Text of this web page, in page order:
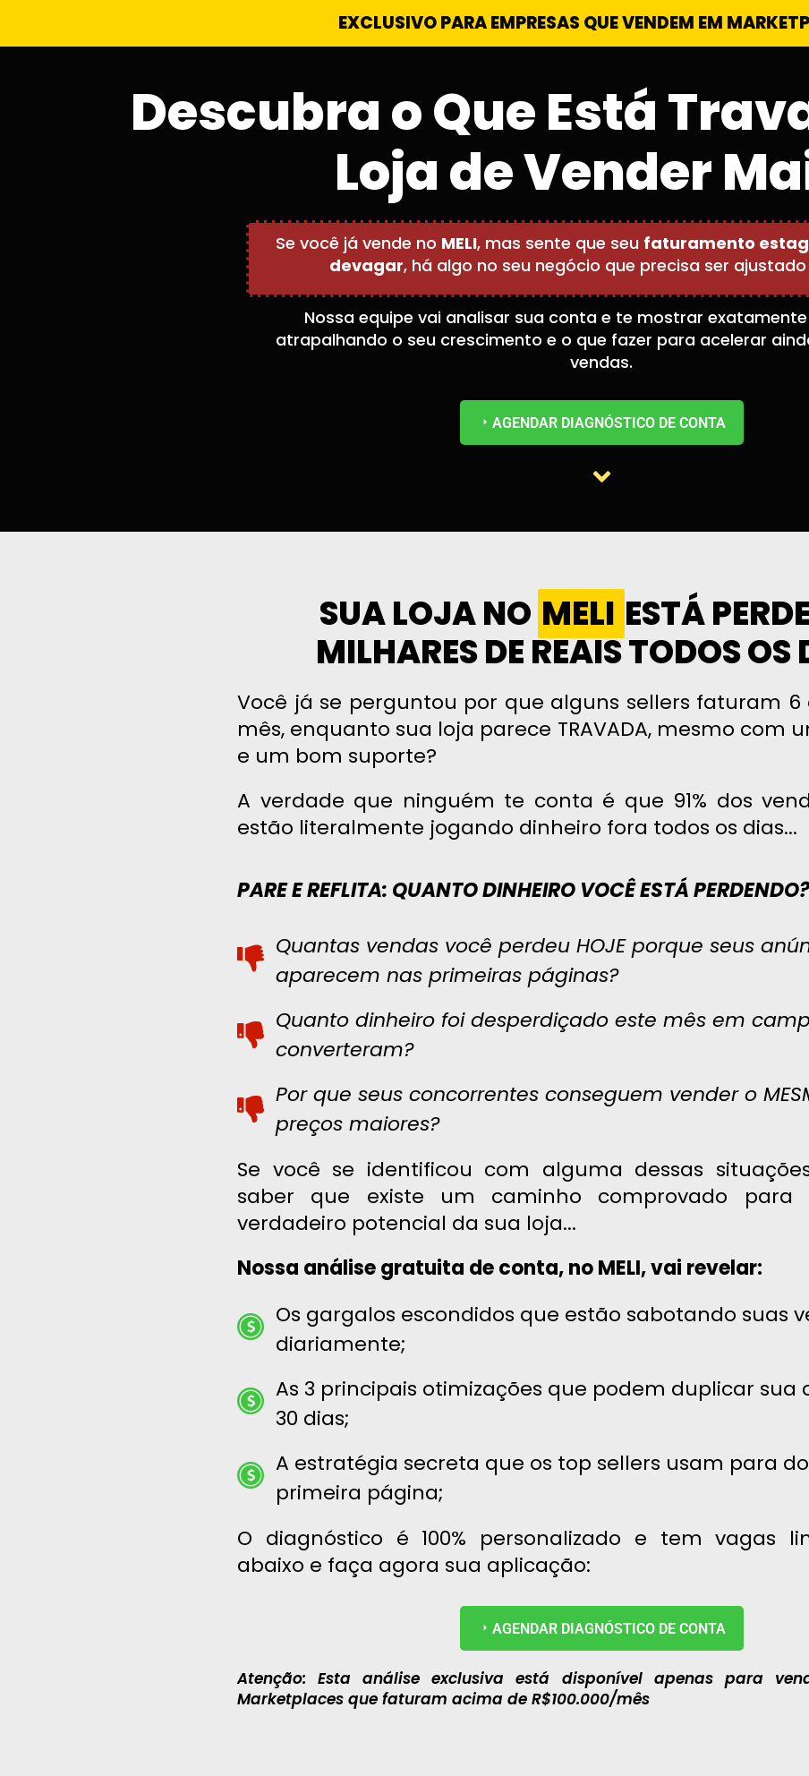
EXCLUSIVO PARA EMPRESAS QUE VENDEM EM
Descubra o Que Está
Loja de Vender
Se você já vende no MELI, mas sente que seu faturamento
devagar, há algo no seu negócio que precisa ser ajustado
Nossa equipe vai analisar sua conta e te mostrar
atrapalhando o seu crescimento e o que fazer para acelerar
vendas.
AGENDAR DIAGNÓSTICO DE CONTA
SUA LOJA NO MELI ESTÁ
MILHARES DE REAIS TODOS OS
Você já se perguntou por que alguns sellers faturam 6
mês, enquanto sua loja parece TRAVADA, mesmo com
e um bom suporte?
A verdade que ninguém te conta é que 91% dos
estão literalmente jogando dinheiro fora todos os dias...
PARE E REFLITA: QUANTO DINHEIRO VOCÊ ESTÁ PERDENDO?
Quantas vendas você perdeu HOJE porque seus
aparecem nas primeiras páginas?
Quanto dinheiro foi desperdiçado este mês em
converteram?
Por que seus concorrentes conseguem vender o
preços maiores?
Se você se identificou com alguma dessas situações,
saber que existe um caminho comprovado para
verdadeiro potencial da sua loja...
Nossa análise gratuita de conta, no MELI, vai revelar:
Os gargalos escondidos que estão sabotando suas
diariamente;
As 3 principais otimizações que podem duplicar sua
30 dias;
A estratégia secreta que os top sellers usam para
primeira página;
O diagnóstico é 100% personalizado e tem vagas
abaixo e faça agora sua aplicação:
AGENDAR DIAGNÓSTICO DE CONTA
Atenção: Esta análise exclusiva está disponível apenas para
Marketplaces que faturam acima de R$100.000/mês